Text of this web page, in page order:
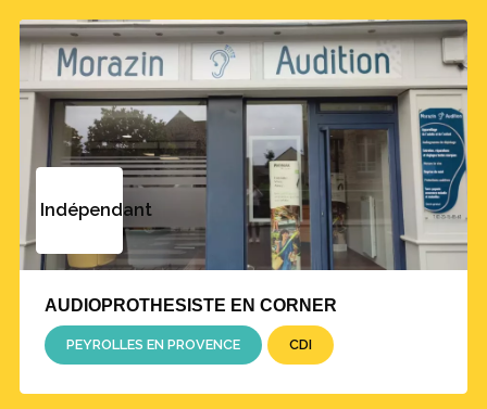
Indépendant
AUDIOPROTHESISTE EN CORNER
PEYROLLES EN PROVENCE CDI